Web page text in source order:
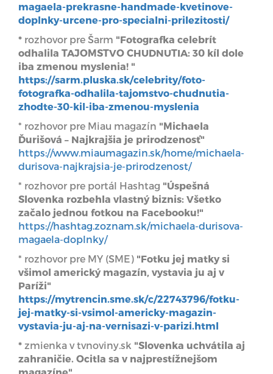
magaela-prekrasne-handmade-kvetinove-
doplnky-urcene-pro-specialni-prilezitosti/
* rozhovor pre Šarm "Fotografka celebrít
odhalila TAJOMSTVO CHUDNUTIA: 30 kíl dole
iba zmenou myslenia! "
https://sarm.pluska.sk/celebrity/foto-
fotografka-odhalila-tajomstvo-chudnutia-
zhodte-30-kil-iba-zmenou-myslenia
* rozhovor pre Miau magazín "Michaela
Ďurišová – Najkrajšia je prirodzenosť"
https://www.miaumagazin.sk/home/michaela-
durisova-najkrajsia-je-prirodzenost/
* rozhovor pre portál Hashtag "Úspešná
Slovenka rozbehla vlastný biznis: Všetko
začalo jednou fotkou na Facebooku!"
https://hashtag.zoznam.sk/michaela-durisova-
magaela-doplnky/
* rozhovor pre MY (SME) "Fotku jej matky si
všimol americký magazín, vystavia ju aj v
Paríži"
https://mytrencin.sme.sk/c/22743796/fotku-
jej-matky-si-vsimol-americky-magazin-
vystavia-ju-aj-na-vernisazi-v-parizi.html
* zmienka v tvnoviny.sk "Slovenka uchvátila aj
zahraničie. Ocitla sa v najprestížnejšom